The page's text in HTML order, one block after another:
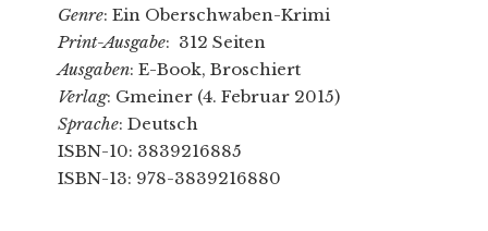
Genre: Ein Oberschwaben-Krimi
Print-Ausgabe: 312 Seiten
Ausgaben: E-Book, Broschiert
Verlag: Gmeiner (4. Februar 2015)
Sprache: Deutsch
ISBN-10: 3839216885
ISBN-13: 978-3839216880